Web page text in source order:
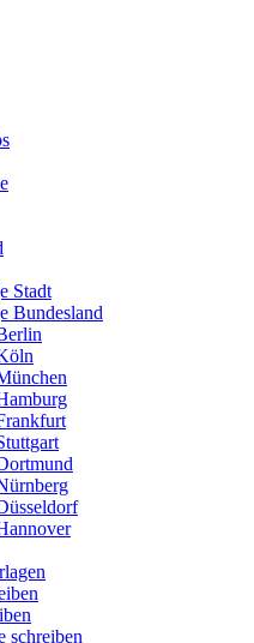
Stadt
Bundesland
schreiben